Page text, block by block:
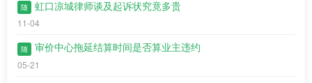
随 虹口凉城律师谈及起诉状究竟多贵
11-04
随 审价中心拖延结算时间是否算业主违约
05-21